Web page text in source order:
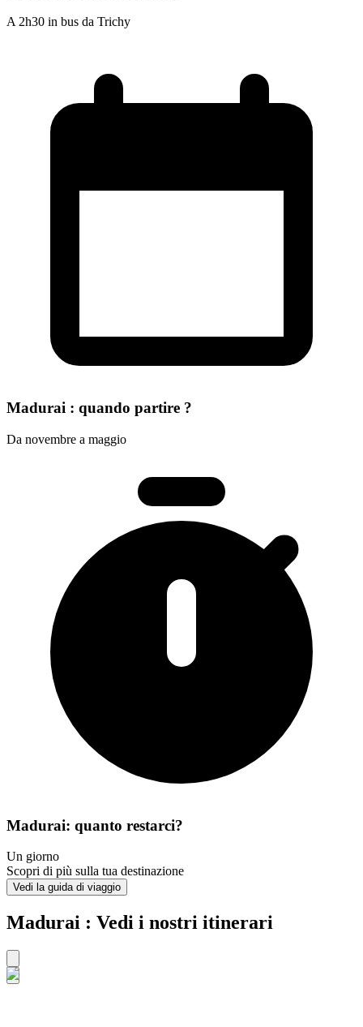
A 2h30 in bus da Trichy
Madurai : quando partire ?
Da novembre a maggio
Madurai: quanto restarci?
Un giorno
Scopri di più sulla tua destinazione
Vedi la guida di viaggio
Madurai : Vedi i nostri itinerari